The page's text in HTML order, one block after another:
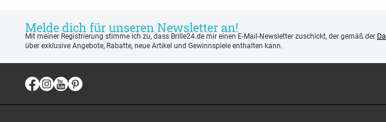
Melde dich für unseren Newsletter an!
Mit meiner Registrierung stimme ich zu, dass Brille24.de mir einen E-Mail-Newsletter zuschickt, der gemäß der
über exklusive Angebote, Rabatte, neue Artikel und Gewinnspiele enthalten kann.